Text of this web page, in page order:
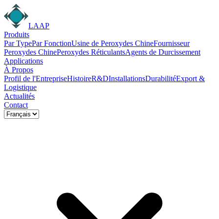
LAAP
Produits
Par TypePar FonctionUsine de Peroxydes ChineFournisseur
Peroxydes ChinePeroxydes RéticulantsAgents de Durcissement
Applications
À Propos
Profil de l'EntrepriseHistoireR&DInstallationsDurabilitéExport &
Logistique
Actualités
Contact